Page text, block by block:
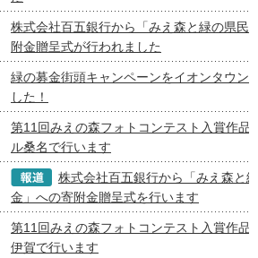
株式会社百五銀行から「みえ森と緑の県民
附金贈呈式が行われました
緑の募金街頭キャンペーンをイオンタウン
した！
第11回みえの森フォトコンテスト入賞作品
ル桑名で行います
株式会社百五銀行から「みえ森と
金」への寄附金贈呈式を行います
第11回みえの森フォトコンテスト入賞作品
伊賀で行います